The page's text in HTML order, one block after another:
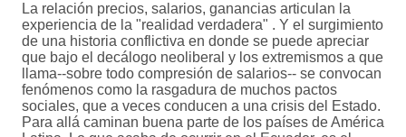
La relación precios, salarios, ganancias articulan la
experiencia de la "realidad verdadera" . Y el surgimiento
de una historia conflictiva en donde se puede apreciar
que bajo el decálogo neoliberal y los extremismos a que
llama--sobre todo compresión de salarios-- se convocan
fenómenos como la rasgadura de muchos pactos
sociales, que a veces conducen a una crisis del Estado.
Para allá caminan buena parte de los países de América